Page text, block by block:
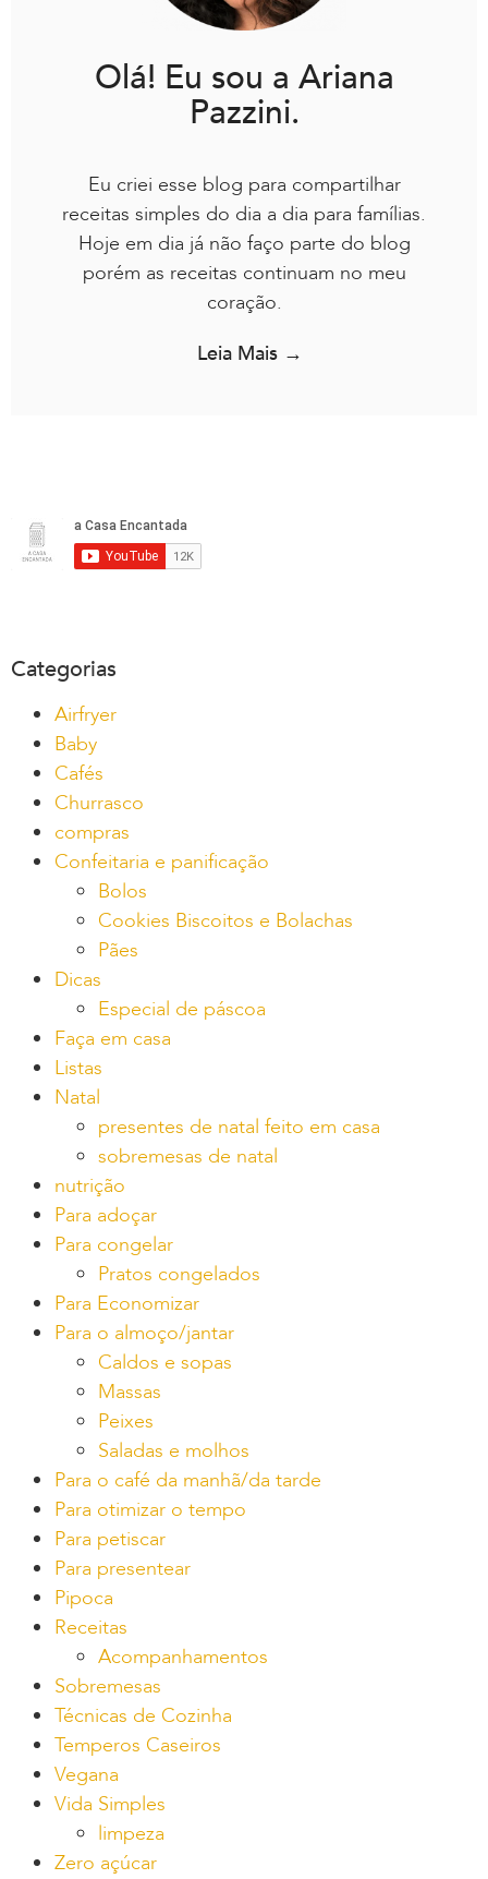
Olá! Eu sou a Ariana
Pazzini.
Eu criei esse blog para compartilhar
receitas simples do dia a dia para famílias.
Hoje em dia já não faço parte do blog
porém as receitas continuam no meu
coração.
Leia Mais →
Categorias
Airfryer
Baby
Cafés
Churrasco
compras
Confeitaria e panificação
Bolos
Cookies Biscoitos e Bolachas
Pães
Dicas
Especial de páscoa
Faça em casa
Listas
Natal
presentes de natal feito em casa
sobremesas de natal
nutrição
Para adoçar
Para congelar
Pratos congelados
Para Economizar
Para o almoço/jantar
Caldos e sopas
Massas
Peixes
Saladas e molhos
Para o café da manhã/da tarde
Para otimizar o tempo
Para petiscar
Para presentear
Pipoca
Receitas
Acompanhamentos
Sobremesas
Técnicas de Cozinha
Temperos Caseiros
Vegana
Vida Simples
limpeza
Zero açúcar